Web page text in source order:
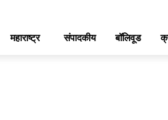
महाराष्ट्र संपादकीय बॉलिवूड